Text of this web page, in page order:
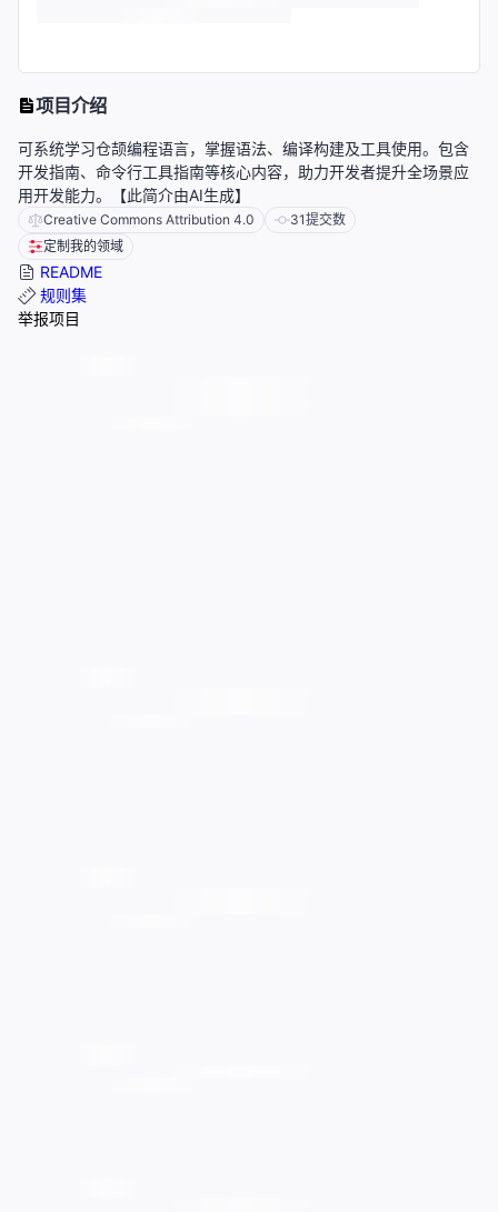
项目介绍
可系统学习仓颉编程语言，掌握语法、编译构建及工具使用。包含
开发指南、命令行工具指南等核心内容，助力开发者提升全场景应
用开发能力。【此简介由AI生成】
Creative Commons Attribution 4.0 31提交数
定制我的领域
README
规则集
举报项目